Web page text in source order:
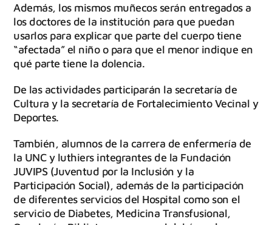
Además, los mismos muñecos serán entregados a
los doctores de la institución para que puedan
usarlos para explicar que parte del cuerpo tiene
“afectada” el niño o para que el menor indique en
qué parte tiene la dolencia.
De las actividades participarán la secretaría de
Cultura y la secretaría de Fortalecimiento Vecinal y
Deportes.
También, alumnos de la carrera de enfermería de
la UNC y luthiers integrantes de la Fundación
JUVIPS (Juventud por la Inclusión y la
Participación Social), además de la participación
de diferentes servicios del Hospital como son el
servicio de Diabetes, Medicina Transfusional,